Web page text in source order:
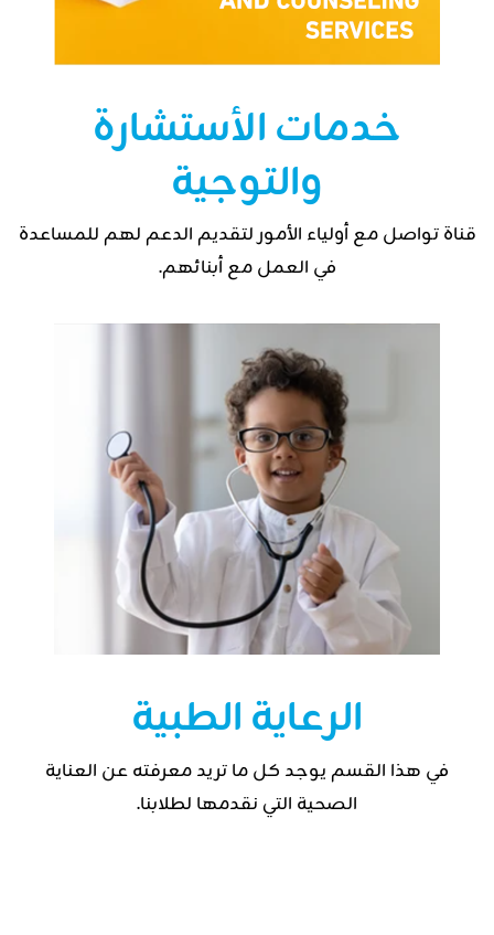
خدمات الأستشارة
والتوجية
قناة تواصل مع أولياء الأمور لتقديم الدعم لهم للمساعدة
في العمل مع أبنائهم.
الرعاية الطبية
في هذا القسم يوجد كل ما تريد معرفته عن العناية
الصحية التي نقدمها لطلابنا.